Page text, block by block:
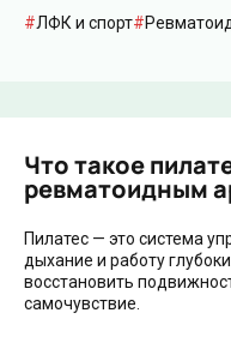
ЛФК и спорт
Что такое
ревматоидным
Пилатес — это система
дыхание и работу
восстановить
самочувствие.